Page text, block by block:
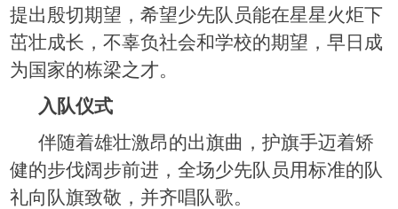
提出殷切期望，希望少先队员能在星星火炬下
茁壮成长，不辜负社会和学校的期望，早日成
为国家的栋梁之才。
入队仪式
伴随着雄壮激昂的出旗曲，护旗手迈着矫
健的步伐阔步前进，全场少先队员用标准的队
礼向队旗致敬，并齐唱队歌。